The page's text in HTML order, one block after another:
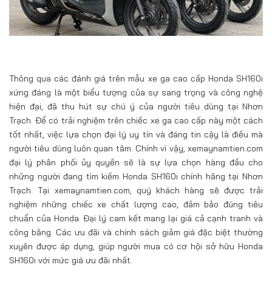
Thông qua các đánh giá trên mẫu xe ga cao cấp Honda SH160i
xứng đáng là một biểu tượng của sự sang trọng và công nghệ
hiện đại, đã thu hút sự chú ý của người tiêu dùng tại Nhơn
Trạch. Để có trải nghiệm trên chiếc xe ga cao cấp này một cách
tốt nhất, việc lựa chọn đại lý uy tín và đáng tin cậy là điều mà
người tiêu dùng luôn quan tâm. Chính vì vậy, xemaynamtien.com
đại lý phân phối ủy quyền sẽ là sự lựa chọn hàng đầu cho
những người đang tìm kiếm Honda SH160i chính hãng tại Nhơn
Trạch. Tại xemaynamtien.com, quý khách hàng sẽ được trải
nghiệm những chiếc xe chất lượng cao, đảm bảo đúng tiêu
chuẩn của Honda. Đại lý cam kết mang lại giá cả cạnh tranh và
công bằng. Các ưu đãi và chính sách giảm giá đặc biệt thường
xuyên được áp dụng, giúp người mua có cơ hội sở hữu Honda
SH160i với mức giá ưu đãi nhất.